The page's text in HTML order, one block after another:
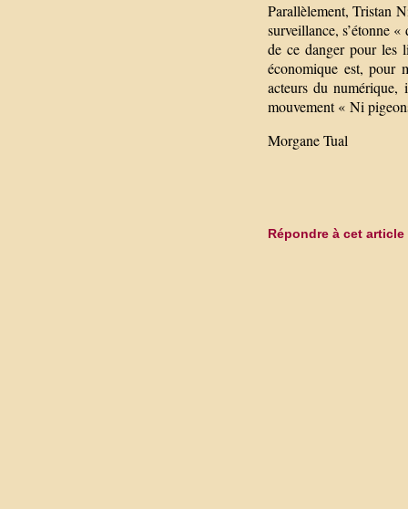
Parallèlement, Tristan
surveillance, s’étonne
de ce danger pour les
économique est, pour
acteurs du numérique,
mouvement « Ni
Morgane Tual
Répondre à cet article